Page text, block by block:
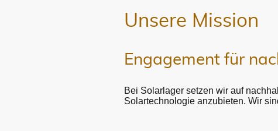
Unsere Mission
Engagement für
Bei Solarlager setzen wir auf
Solartechnologie anzubieten. Wir